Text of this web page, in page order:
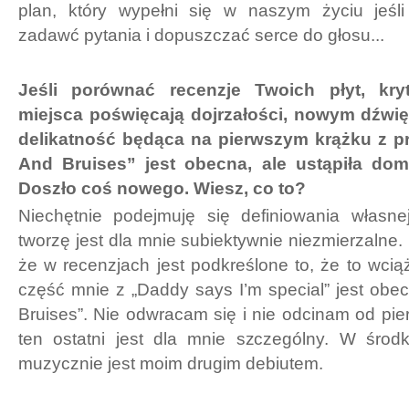
plan, który wypełni się w naszym życiu jeśli
zadawć pytania i dopuszczać serce do głosu...
Jeśli porównać recenzje Twoich płyt,
miejsca poświęcają dojrzałości, nowym
delikatność będąca na pierwszym krążku z
And Bruises” jest obecna, ale ustąpiła
Doszło coś nowego. Wiesz, co to?
Niechętnie podejmuję się definiowania
tworzę jest dla mnie subiektywnie
że w recenzjach jest podkreślone to, że to
część mnie z „Daddy says I’m special” jest
Bruises”. Nie odwracam się i nie odcinam od
ten ostatni jest dla mnie szczególny. W
muzycznie jest moim drugim debiutem.